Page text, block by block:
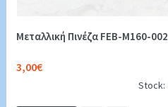
Μεταλλική Πινέζα FEB-M160-002
3,00€
Stock: